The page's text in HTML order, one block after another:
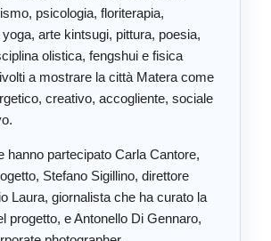
psicologia, floriterapia,
arte kintsugi, pittura, poesia,
olistica, fengshui e fisica
a mostrare la città Matera come
creativo, accogliente, sociale
hanno partecipato Carla Cantore,
Stefano Sigillino, direttore
Laura, giornalista che ha curato la
progetto, e Antonello Di Gennaro,